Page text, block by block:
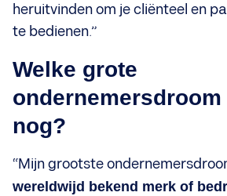
heruitvinden om je cliënteel en
te bedienen.”
Welke grote
nog?
“Mijn grootste
wereldwijd bekend merk of